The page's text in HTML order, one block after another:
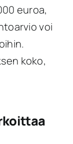
euroa,
voi
koko,